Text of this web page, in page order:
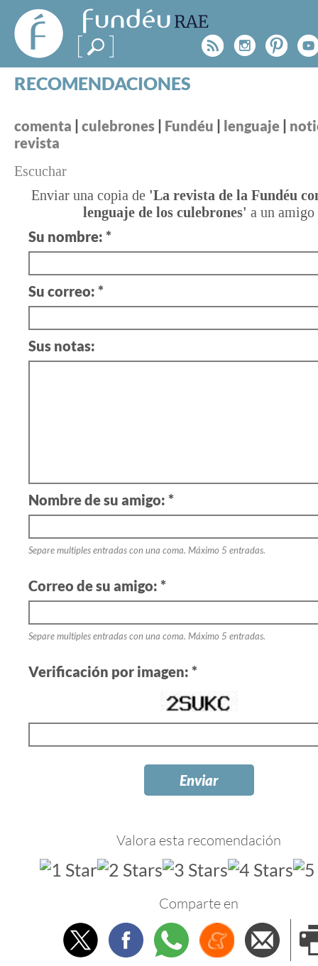
FundéuRAE
- Fundación
del Español
Urgente
Rss
RECOMENDACIONES
CONSULTAS
CATEGORÍAS
ESPECIALES
NOTICIAS
SOBRE LA FUNDÉURAE
FundéuRAE es una fundación patrocinada por la
el buen uso del español en los medios de
Internet.
¿TIENES
UNA
DUDA?
Consúltanos
comenta culebrones Fundéu lenguaje
revista
Escuchar
Enviar una copia de 'La revista de la Fundéu
lenguaje de los culebrones' a un amigo
Su nombre: *
Su correo: *
Sus notas:
Nombre de su amigo: *
Separe multiples entradas con una coma. Máximo 5 entradas.
Correo de su amigo: *
Separe multiples entradas con una coma. Máximo 5 entradas.
Verificación por imagen: *
Valora esta recomendación
Comparte en
TwitterFacebookWhatsappMenéame